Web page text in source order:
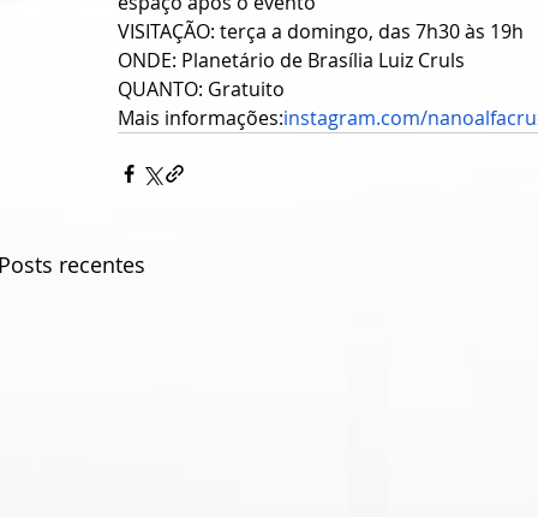
VISITAÇÃO: terça a domingo, das 7h30 às 19h
ONDE: Planetário de Brasília Luiz Cruls
QUANTO: Gratuito
Mais informações:instagram.com/
recentes